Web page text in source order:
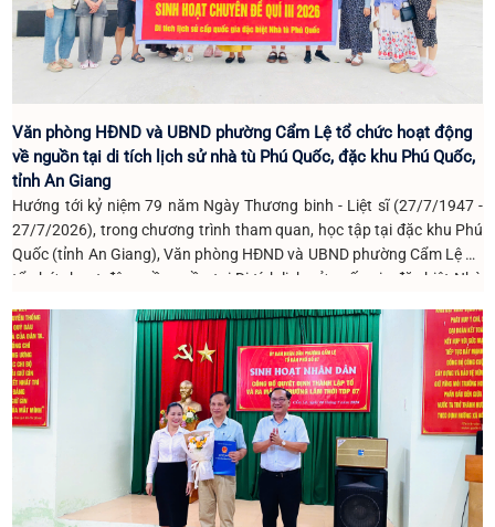
Văn phòng HĐND và UBND phường Cẩm Lệ tổ chức hoạt động
về nguồn tại di tích lịch sử nhà tù Phú Quốc, đặc khu Phú Quốc,
tỉnh An Giang
Hướng tới kỷ niệm 79 năm Ngày Thương binh - Liệt sĩ (27/7/1947 -
27/7/2026), trong chương trình tham quan, học tập tại đặc khu Phú
Quốc (tỉnh An Giang), Văn phòng HĐND và UBND phường Cẩm Lệ đã
tổ chức hoạt động về nguồn tại Di tích lịch sử quốc gia đặc biệt Nhà
hùng liệt sĩ và những chiến sĩ yêu nước đã anh dũng hy sinh vì độc
lập, tự do của Tổ quốc.